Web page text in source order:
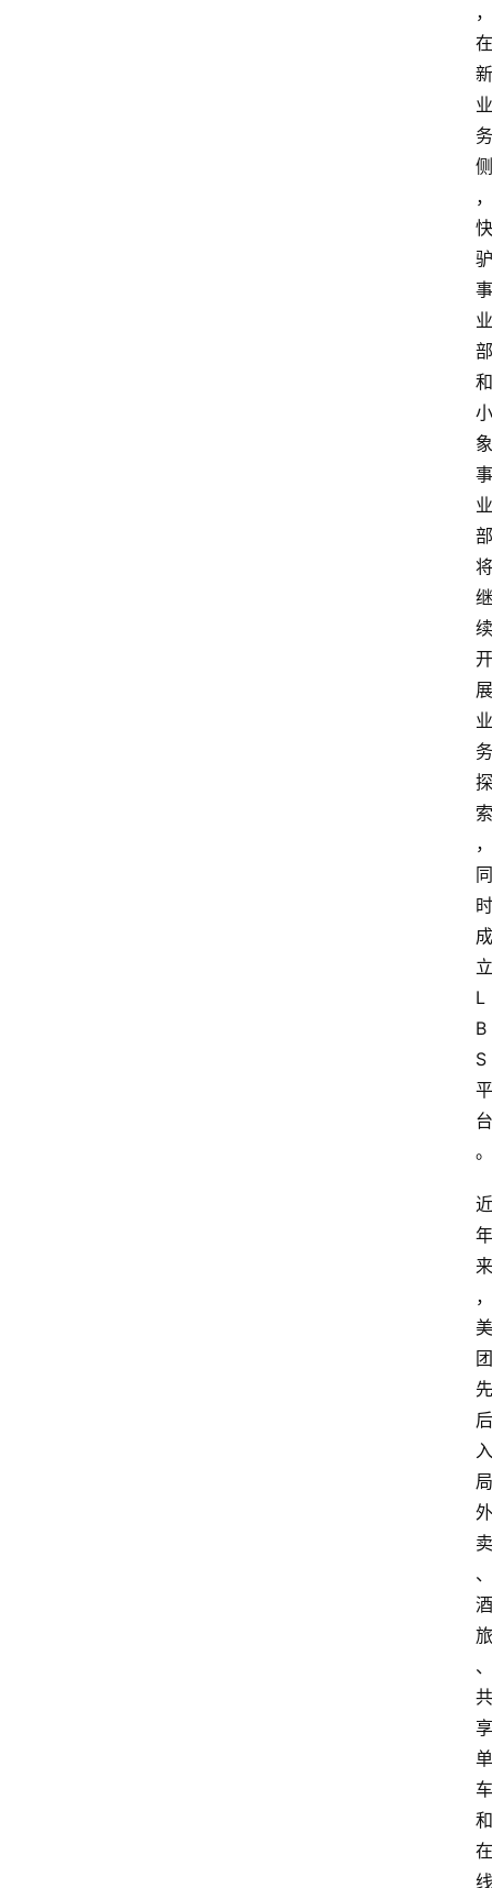
，
在
新
业
务
侧
，
快
驴
事
业
部
和
小
象
事
业
部
将
继
续
开
展
业
务
探
索
，
同
时
成
立
L
B
S
平
台
。
近
年
来
，
美
团
先
后
入
局
外
卖
、
酒
旅
、
共
享
单
车
和
在
线